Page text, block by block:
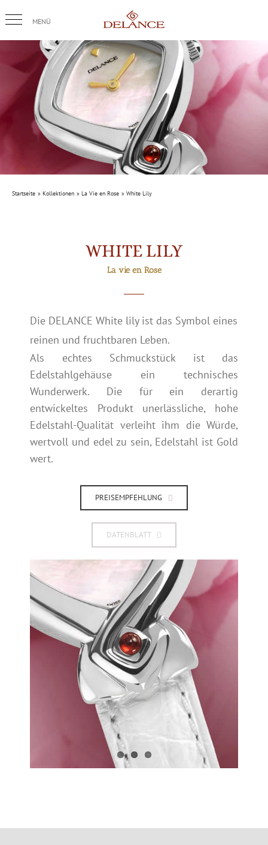
to
content
Startseite Kollektionen La Vie en Rose White Lily
WHITE LILY
La vie en Rose
Die DELANCE White lily ist das Symbol eines
reinen und fruchtbaren Leben.
Als echtes Schmuckstück ist das
Edelstahlgehäuse ein technisches
Wunderwerk. Die für ein derartig
entwickeltes Produkt unerlässliche, hohe
Edelstahl-Qualität verleiht ihm die Würde,
wertvoll und edel zu sein, Edelstahl ist Gold
wert.
PREISEMPFEHLUNG
DATENBLATT